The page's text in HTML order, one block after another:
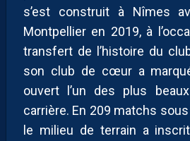
s’est construit à Nîmes
Montpellier en 2019, à
transfert de l’histoire du
son club de cœur a
ouvert l’un des plus
carrière. En 209 matchs sous
le milieu de terrain a